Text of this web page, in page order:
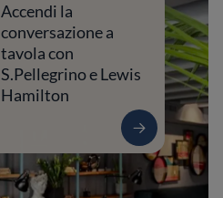
Accendi la
conversazione a
tavola con
S.Pellegrino e Lewis
Hamilton